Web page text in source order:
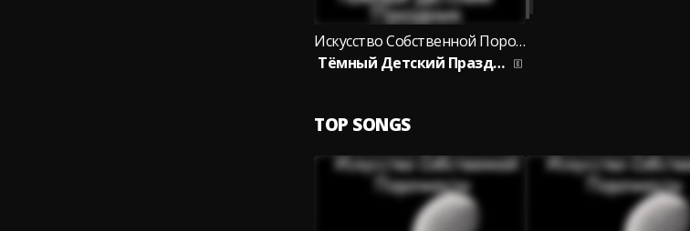
Искусство Собственной Порочности
Тёмный Детский Праздник
TOP SONGS